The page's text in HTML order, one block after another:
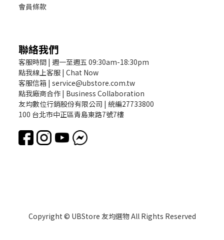
會員條款
聯絡我們
客服時間 | 週一至週五 09:30am-18:30pm
點我線上客服 | Chat Now
客服信箱 | service@ubstore.com.tw
點我廠商合作 | Business Collaboration
友均數位行銷股份有限公司 | 統編27733800
100 台北市中正區青島東路7號7樓
Copyright © UBStore 友均選物 All Rights Reserved